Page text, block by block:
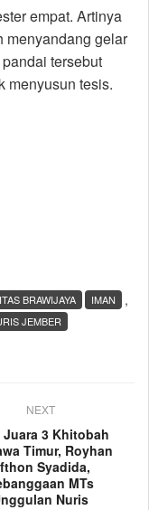
empat. Artinya
menyandang gelar
tersebut
menyusun tesis.
,
BRAWIJAYA
IMAN
JEMBER
NEXT
Juara 3 Khitobah
Timur, Royhan
Syadida,
MTs
Nuris